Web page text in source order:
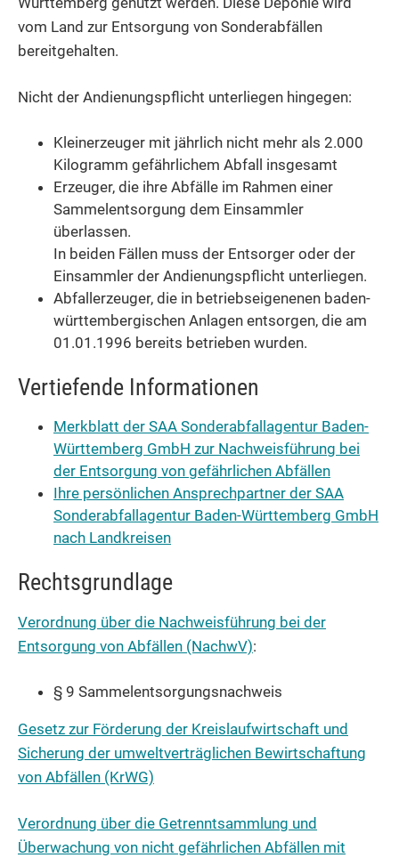
vom Land zur Entsorgung von Sonderabfällen
bereitgehalten.
Nicht der Andienungspflicht unterliegen hingegen:
Kleinerzeuger mit jährlich nicht mehr als 2.000
Kilogramm gefährlichem Abfall insgesamt
Erzeuger, die ihre Abfälle im Rahmen einer
Sammelentsorgung dem Einsammler
überlassen.
In beiden Fällen muss der Entsorger oder der
Einsammler der Andienungspflicht unterliegen.
Abfallerzeuger, die in betriebseigenenen baden-
württembergischen Anlagen entsorgen, die am
01.01.1996 bereits betrieben wurden.
Vertiefende Informationen
Merkblatt der SAA Sonderabfallagentur Baden-
Württemberg GmbH zur Nachweisführung bei
der Entsorgung von gefährlichen Abfällen
Ihre persönlichen Ansprechpartner der SAA
Sonderabfallagentur Baden-Württemberg GmbH
nach Landkreisen
Rechtsgrundlage
Verordnung über die Nachweisführung bei der
Entsorgung von Abfällen (NachwV):
§ 9 Sammelentsorgungsnachweis
Gesetz zur Förderung der Kreislaufwirtschaft und
Sicherung der umweltverträglichen Bewirtschaftung
von Abfällen (KrWG)
Verordnung über die Getrenntsammlung und
Überwachung von nicht gefährlichen Abfällen mit